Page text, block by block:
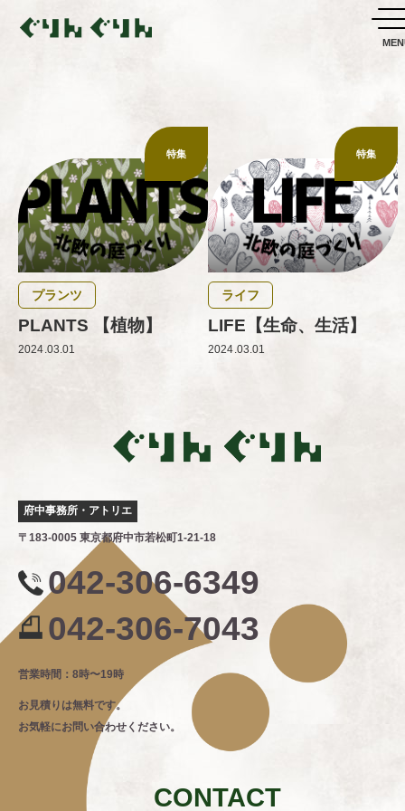
特集
プランツ
PLANTS 【植物】
2024.03.01
特集
ライフ
LIFE【生命、生活】
2024.03.01
府中事務所・アトリエ
〒183-0005 東京都府中市若松町1-21-18
042-306-6349
042-306-7043
営業時間：8時〜19時
お見積りは無料です。
お気軽にお問い合わせください。
CONTACT